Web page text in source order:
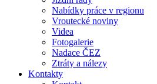
Nabídky práce v regionu
Vroutecké noviny
Videa
Fotogalerie
Nadace ČEZ
Ztráty a nálezy
Kontakty